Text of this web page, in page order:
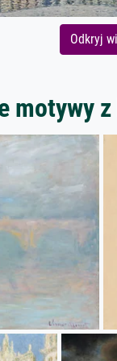
Odkryj
motywy z